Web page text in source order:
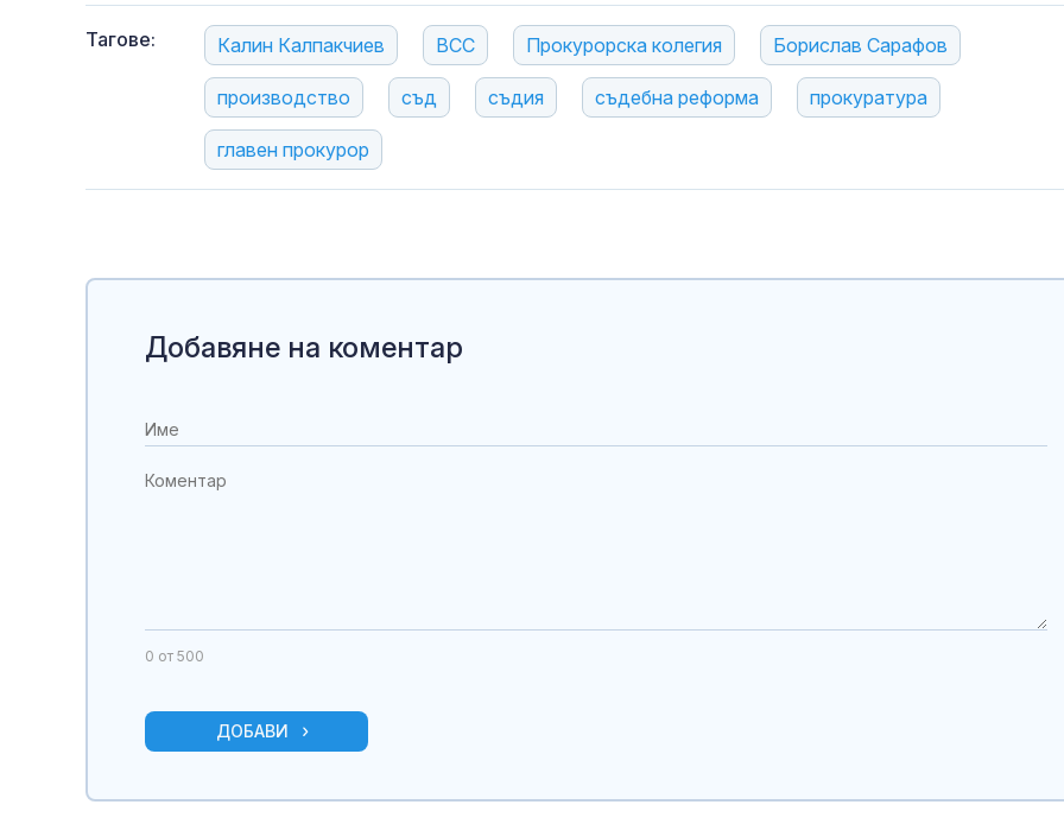
Тагове: Калин Калпакчиев ВСС Прокурорска колегия Борислав Сарафов
производство съд съдия съдебна реформа прокуратура
главен прокурор
Добавяне на коментар
0 от 500
ДОБАВИ